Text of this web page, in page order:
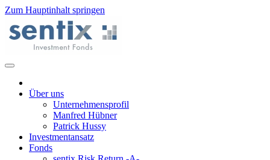
Zum Hauptinhalt springen
Über uns
Unternehmensprofil
Manfred Hübner
Patrick Hussy
Investmentansatz
Fonds